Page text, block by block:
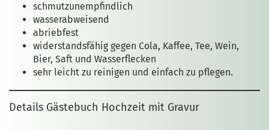
schmutzunempfindlich
wasserabweisend
abriebfest
widerstandsfähig gegen Cola, Kaffee, Tee, Wein,
Bier, Saft und Wasserflecken
sehr leicht zu reinigen und einfach zu pflegen.
Details Gästebuch Hochzeit mit Gravur